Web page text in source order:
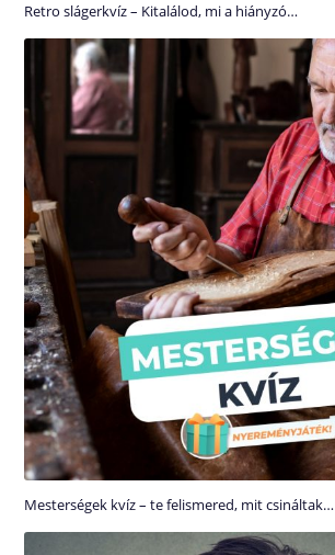
Retro slágerkvíz – Kitalálod, mi a hiányzó…
Mesterségek kvíz – te felismered, mit csináltak…